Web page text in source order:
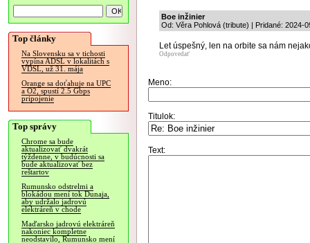
Top články
Na Slovensku sa v tichosti
vypína ADSL v lokalitách s
VDSL, už 31. mája
Orange sa doťahuje na UPC
a O2, spustí 2.5 Gbps
pripojenie
Top správy
Chrome sa bude
aktualizovať dvakrát
týždenne, v budúcnosti sa
bude aktualizovať bez
reštartov
Rumunsko odstrelmi a
blokádou mení tok Dunaja,
aby udržalo jadrovú
elektráreň v chode
Maďarsko jadrovú elektráreň
nakoniec kompletne
neodstavilo, Rumunsko mení
Boe inžinier
Od: Věra Pohlová (tribute) | Pridané: 2024-
Let úspešný, len na orbite sa nám
Odpovedať
Meno:
Titulok:
Text: